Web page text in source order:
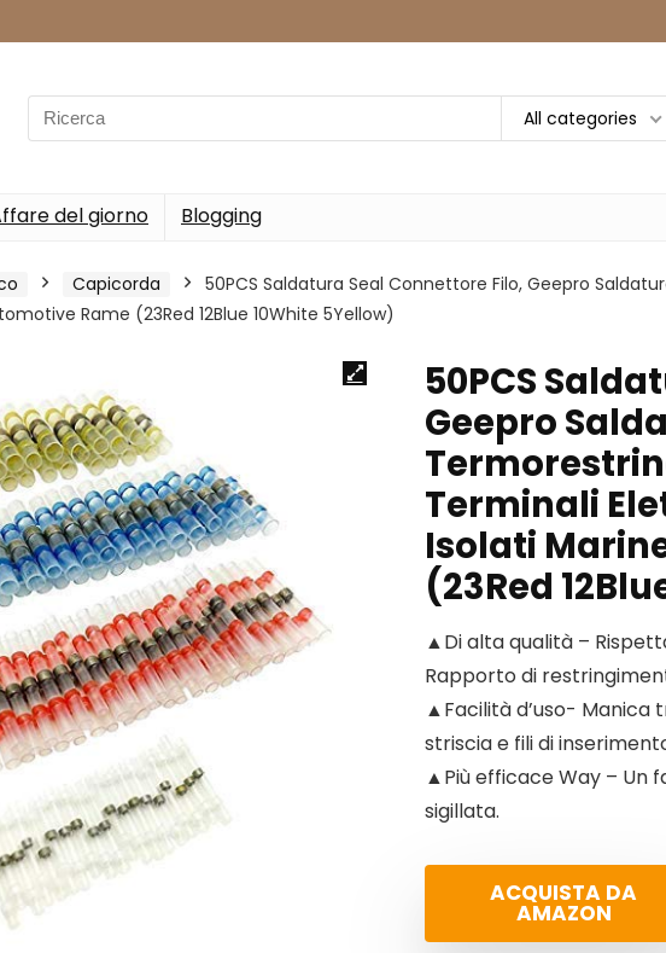
Search
for:
All categories
del giorno Blogging
Capicorda
50PCS Saldatura Seal Connettore Filo, Geepro
Rame (23Red 12Blue 10White 5Yellow)
50PCS
Geepro
Terminali
Isolati
(23Red
▲Di alta qualità –
Rapporto di
▲Facilità d’uso- Manica
striscia e fili di
▲Più efficace Way – Un
sigillata.
ACQUISTA DA
AMAZON